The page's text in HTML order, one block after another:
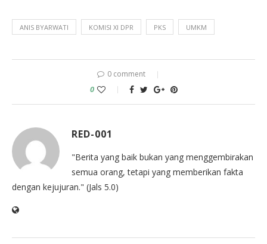
ANIS BYARWATI KOMISI XI DPR PKS UMKM
0 comment
0
RED-001
"Berita yang baik bukan yang menggembirakan
semua orang, tetapi yang memberikan fakta
dengan kejujuran." (Jals 5.0)